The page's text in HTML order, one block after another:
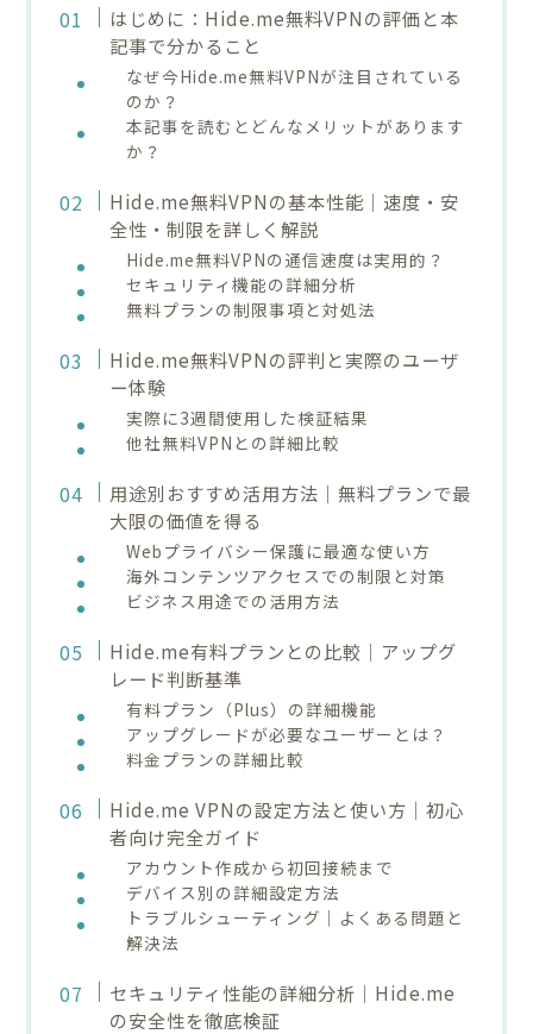
はじめに：Hide.me無料VPNの評価と本
記事で分かること
なぜ今Hide.me無料VPNが注目されている
のか？
本記事を読むとどんなメリットがあります
か？
Hide.me無料VPNの基本性能｜速度・安
全性・制限を詳しく解説
Hide.me無料VPNの通信速度は実用的？
セキュリティ機能の詳細分析
無料プランの制限事項と対処法
Hide.me無料VPNの評判と実際のユーザ
ー体験
実際に3週間使用した検証結果
他社無料VPNとの詳細比較
用途別おすすめ活用方法｜無料プランで最
大限の価値を得る
Webプライバシー保護に最適な使い方
海外コンテンツアクセスでの制限と対策
ビジネス用途での活用方法
Hide.me有料プランとの比較｜アップグ
レード判断基準
有料プラン（Plus）の詳細機能
アップグレードが必要なユーザーとは？
料金プランの詳細比較
Hide.me VPNの設定方法と使い方｜初心
者向け完全ガイド
アカウント作成から初回接続まで
デバイス別の詳細設定方法
トラブルシューティング｜よくある問題と
解決法
セキュリティ性能の詳細分析｜Hide.me
の安全性を徹底検証